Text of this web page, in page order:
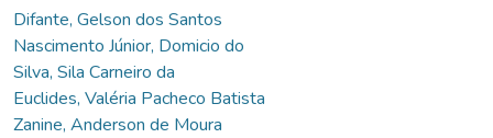
Difante, Gelson dos Santos
Nascimento Júnior, Domicio do
Silva, Sila Carneiro da
Euclides, Valéria Pacheco Batista
Zanine, Anderson de Moura